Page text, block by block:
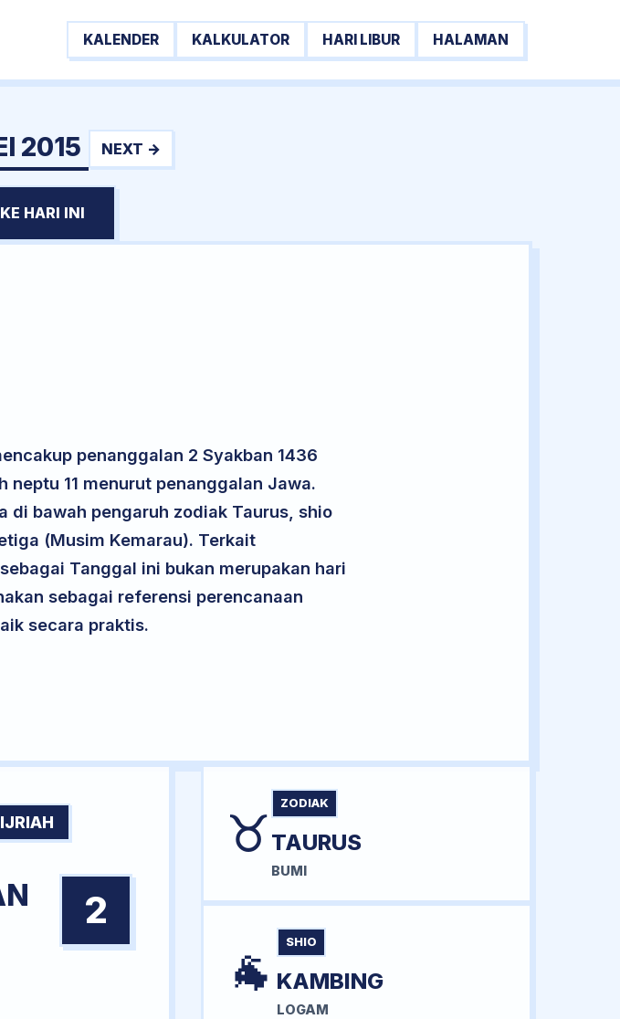
KALENDER KALKULATOR HARI LIBUR HALAMAN
2015 NEXT →
HARI INI
penanggalan 2 Syakban 1436
neptu 11 menurut penanggalan Jawa.
di bawah pengaruh zodiak Taurus, shio
(Musim Kemarau). Terkait
Tanggal ini bukan merupakan hari
sebagai referensi perencanaan
secara praktis.
2
♉ ZODIAK
TAURUS
BUMI
🐐 SHIO
KAMBING
LOGAM